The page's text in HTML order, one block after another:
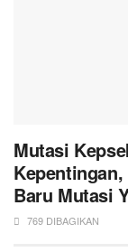
Mutasi
Baru Mutasi
769 DIBAGIKAN